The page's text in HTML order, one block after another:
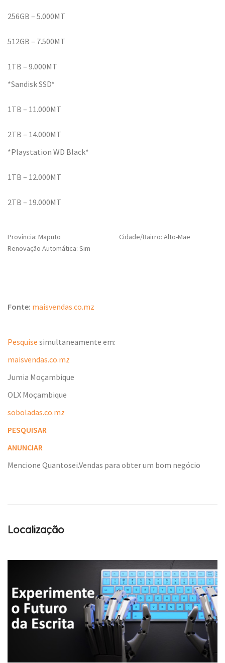
256GB – 5.000MT
512GB – 7.500MT
1TB – 9.000MT
*Sandisk SSD*
1TB – 11.000MT
2TB – 14.000MT
*Playstation WD Black*
1TB – 12.000MT
2TB – 19.000MT
Província: Maputo
Cidade/Bairro: Alto-Mae
Renovação Automática: Sim
Fonte: maisvendas.co.mz
Pesquise simultaneamente em:
maisvendas.co.mz
Jumia Moçambique
OLX Moçambique
soboladas.co.mz
PESQUISAR
ANUNCIAR
Mencione Quantosei.Vendas para obter um bom negócio
Localização